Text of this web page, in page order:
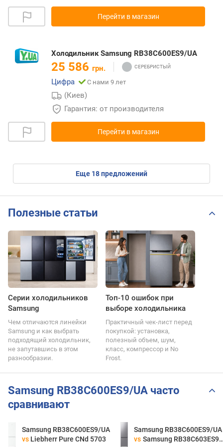
Перейти в магазин
Холодильник Samsung RB38C600ES9/UA
25 586 грн.
Цифра
С нами 9 лет
(Киев)
Гарантия: от производителя
Перейти в магазин
eще 18предложений
Полезные статьи
Серии холодильников
Samsung
Чем отличаются линейки
Samsung и как выбрать
подходящий холодильник,
не запутавшись в этом
разнообразии.
Топ-10 ошибок при
выборе холодильника
Практичный чек-лист перед
покупкой: установка,
полезный объем, шум,
класс, компрессор и No
Frost.
Samsung RB38C600ES9/UA часто
сравнивают
Samsung RB38C600ES9/UA
vs Liebherr Pure CNd 5703
Samsung RB38C600ES9/UA
vs Samsung RB38C603ES9/UA